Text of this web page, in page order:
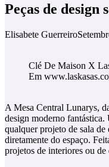
Peças de design
Elisabete Guerreiro
Clé De Maison X
Em
A Mesa Central Lunarys,
design moderno fantástica.
qualquer projeto de sala de
diretamente do espaço.
projetos de interiores ou de